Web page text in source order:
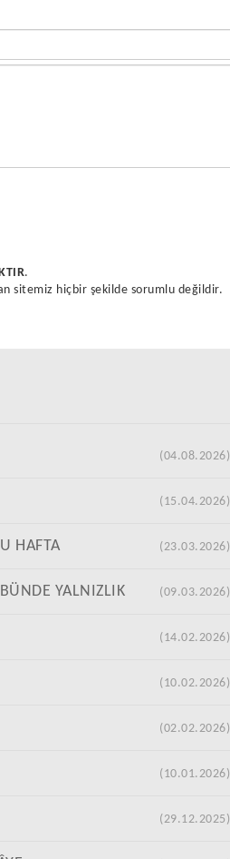
.
sitemiz hiçbir şekilde sorumlu değildir.
(04.08.2026)
(15.04.2026)
HAFTA (23.03.2026)
YALNIZLIK (09.03.2026)
(14.02.2026)
(10.02.2026)
(02.02.2026)
(10.01.2026)
(29.12.2025)